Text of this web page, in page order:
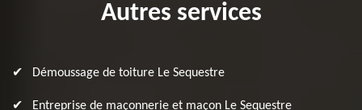
Autres services
Démoussage de toiture Le Sequestre
Entreprise de maçonnerie et maçon Le Sequestre